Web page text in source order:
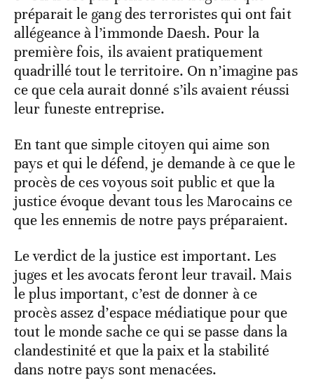
préparait le gang des terroristes qui ont fait
allégeance à l’immonde Daesh. Pour la
première fois, ils avaient pratiquement
quadrillé tout le territoire. On n’imagine pas
ce que cela aurait donné s’ils avaient réussi
leur funeste entreprise.
En tant que simple citoyen qui aime son
pays et qui le défend, je demande à ce que le
procès de ces voyous soit public et que la
justice évoque devant tous les Marocains ce
que les ennemis de notre pays préparaient.
Le verdict de la justice est important. Les
juges et les avocats feront leur travail. Mais
le plus important, c’est de donner à ce
procès assez d’espace médiatique pour que
tout le monde sache ce qui se passe dans la
clandestinité et que la paix et la stabilité
dans notre pays sont menacées.